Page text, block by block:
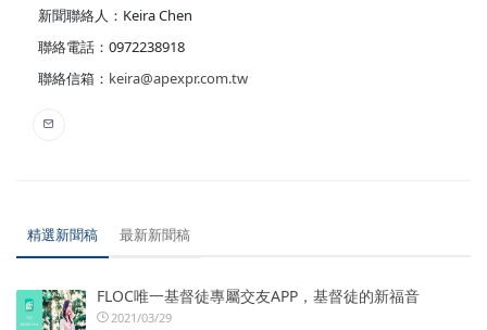
新聞聯絡人：Keira Chen
聯絡電話：0972238918
聯絡信箱： keira@apexpr.com.tw
精選新聞稿 最新新聞稿
FLOC唯一基督徒專屬交友APP，基督徒的新福音
2021/03/29